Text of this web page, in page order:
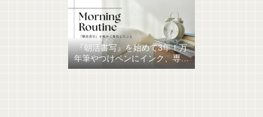
『朝活書写』を始めて3年！万
年筆やつけペンにインク、専用
ノート、毎日が充実していま